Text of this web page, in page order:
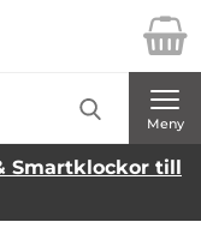
AB
Meny
Smartklockor till